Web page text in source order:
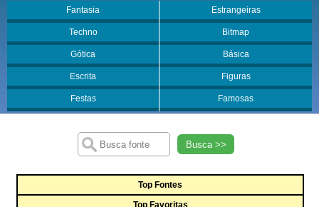
Fantasia Estrangeiras
Techno Bitmap
Gótica Básica
Escrita Figuras
Festas Famosas
Busca >>
Top Fontes
Top Favoritas